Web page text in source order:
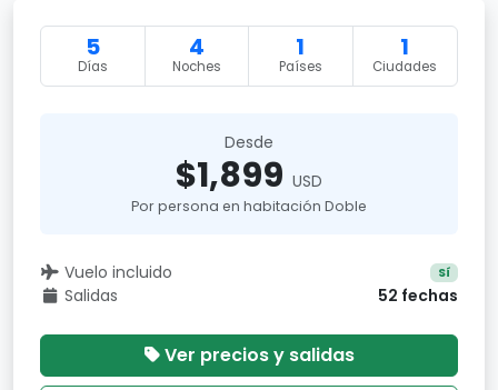
5
Días
4
Noches
1
Países
1
Ciudades
Desde
$1,899 USD
Por persona en habitación Doble
Vuelo incluido Sí
Salidas 52 fechas
Ver precios y salidas